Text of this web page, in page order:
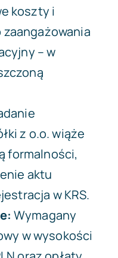
koszty i
– w
z o.o. wiąże
formalności,
aktu
w KRS.
Wymagany
w wysokości